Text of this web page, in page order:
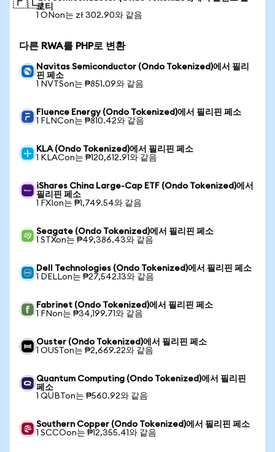
로티
1 ONon는 zł 302.90와 같음
다른 RWA를 PHP로 변환
Navitas Semiconductor (Ondo Tokenized)에서 필리
핀 페소
1 NVTSon는 ₱851.09와 같음
Fluence Energy (Ondo Tokenized)에서 필리핀 페소
1 FLNCon는 ₱810.42와 같음
KLA (Ondo Tokenized)에서 필리핀 페소
1 KLACon는 ₱120,612.91와 같음
iShares China Large-Cap ETF (Ondo Tokenized)에서
필리핀 페소
1 FXIon는 ₱1,749.54와 같음
Seagate (Ondo Tokenized)에서 필리핀 페소
1 STXon는 ₱49,386.43와 같음
Dell Technologies (Ondo Tokenized)에서 필리핀 페소
1 DELLon는 ₱27,542.13와 같음
Fabrinet (Ondo Tokenized)에서 필리핀 페소
1 FNon는 ₱34,199.71와 같음
Ouster (Ondo Tokenized)에서 필리핀 페소
1 OUSTon는 ₱2,669.22와 같음
Quantum Computing (Ondo Tokenized)에서 필리핀
페소
1 QUBTon는 ₱560.92와 같음
Southern Copper (Ondo Tokenized)에서 필리핀 페소
1 SCCOon는 ₱12,355.41와 같음